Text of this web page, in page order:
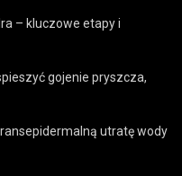
– kluczowe etapy i
gojenie pryszcza,
utratę wody